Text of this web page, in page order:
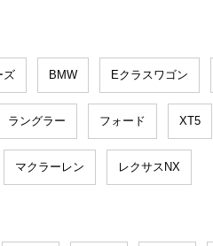
ズ BMW Eクラスワゴン
ラングラー フォード XT5
マクラーレン レクサスNX